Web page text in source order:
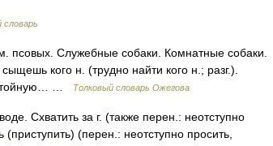
словарь
Служебные собаки. Комнатные собаки.
кого н. (трудно найти кого н.; разг.).
…
Толковый словарь Ожегова
Схватить за г. (также перен.: неотступно
(перен.: неотступно просить,